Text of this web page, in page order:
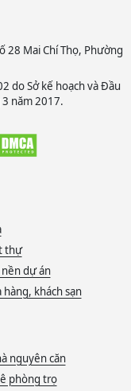
28 Mai Chí Thọ, Phường
do Sở kế hoạch và Đầu
năm 2017.
thự
dự án
hàng, khách sạn
nguyên căn
phòng trọ